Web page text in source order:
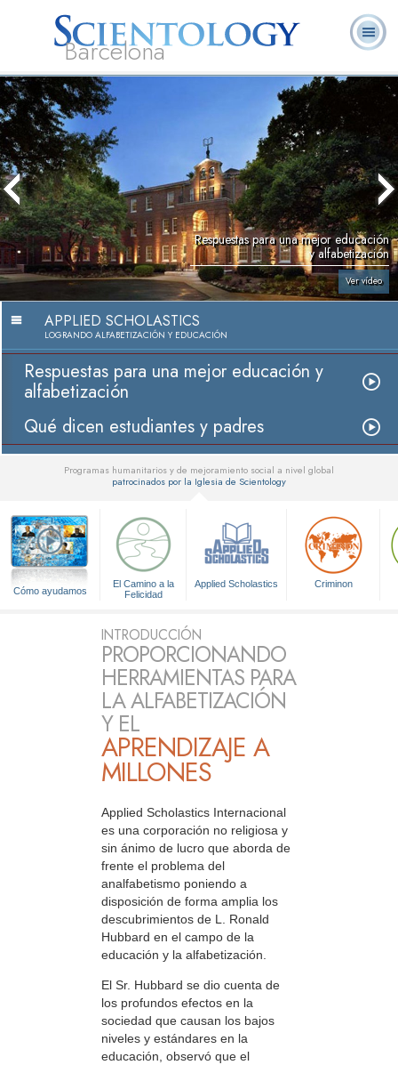
Barcelona
L. Ronald
Hubbard
¿Qué es
Scientology?
Preguntas más
frecuentes
Libros
Respuestas para una mejor educación
y alfabetización
Ver vídeo
APPLIED SCHOLASTICS
LOGRANDO ALFABETIZACIÓN Y EDUCACIÓN
Respuestas para una mejor educación y
alfabetización
Qué dicen estudiantes y padres
Programas humanitarios y de mejoramiento social a nivel global
patrocinados por la Iglesia de Scientology
Cómo ayudamos
El Camino a la
Felicidad
Applied Scholastics Criminon
INTRODUCCIÓN
PROPORCIONANDO
HERRAMIENTAS PARA
LA ALFABETIZACIÓN
Y EL
APRENDIZAJE A
MILLONES
Applied Scholastics Internacional
es una corporación no religiosa y
sin ánimo de lucro que aborda de
frente el problema del
analfabetismo poniendo a
disposición de forma amplia los
descubrimientos de L. Ronald
Hubbard en el campo de la
educación y la alfabetización.
El Sr. Hubbard se dio cuenta de
los profundos efectos en la
sociedad que causan los bajos
niveles y estándares en la
educación, observó que el